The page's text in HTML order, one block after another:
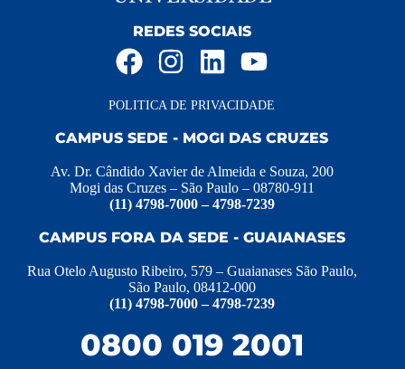
REDES SOCIAIS
POLITICA DE PRIVACIDADE
CAMPUS SEDE - MOGI DAS CRUZES
Av. Dr. Cândido Xavier de Almeida e Souza, 200
Mogi das Cruzes – São Paulo – 08780-911
(11) 4798-7000 – 4798-7239
CAMPUS FORA DA SEDE - GUAIANASES
Rua Otelo Augusto Ribeiro, 579 – Guaianases São Paulo,
São Paulo, 08412-000
(11) 4798-7000 – 4798-7239
0800 019 2001